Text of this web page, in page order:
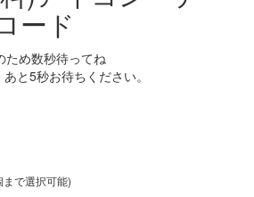
ード
と5秒お待ちください。
まで選択可能)